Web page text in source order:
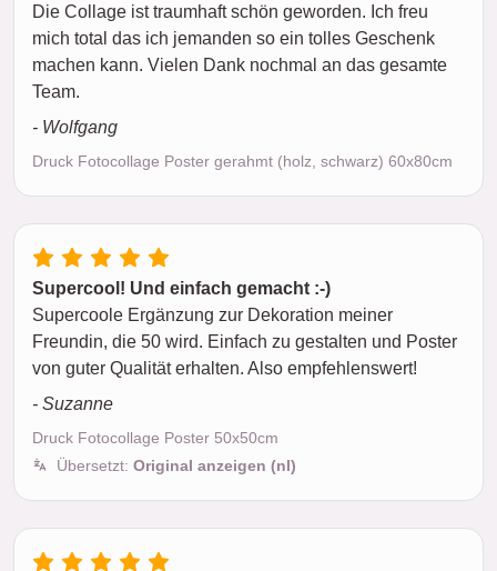
Die Collage ist traumhaft schön geworden. Ich freu
mich total das ich jemanden so ein tolles Geschenk
machen kann. Vielen Dank nochmal an das gesamte
Team.
- Wolfgang
Druck Fotocollage Poster gerahmt (holz, schwarz) 60x80cm
Supercool! Und einfach gemacht :-)
Supercoole Ergänzung zur Dekoration meiner
Freundin, die 50 wird. Einfach zu gestalten und Poster
von guter Qualität erhalten. Also empfehlenswert!
- Suzanne
Druck Fotocollage Poster 50x50cm
Übersetzt: Original anzeigen (nl)